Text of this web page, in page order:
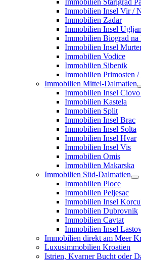
Immobilien Starigrad
Immobilien Insel Vir /
Immobilien Zadar
Immobilien Insel
Immobilien Biograd na
Immobilien Insel
Immobilien Vodice
Immobilien Sibenik
Immobilien Primosten /
Immobilien Mittel-Dalmatien
Immobilien Insel
Immobilien Kastela
Immobilien Split
Immobilien Insel Brac
Immobilien Insel Solta
Immobilien Insel Hvar
Immobilien Insel Vis
Immobilien Omis
Immobilien Makarska
Immobilien Süd-Dalmatien
Immobilien Ploce
Immobilien Peljesac
Immobilien Insel
Immobilien Dubrovnik
Immobilien Cavtat
Immobilien Insel
Immobilien direkt am Meer
Luxusimmobilien Kroatien
Istrien, Kvarner Bucht oder